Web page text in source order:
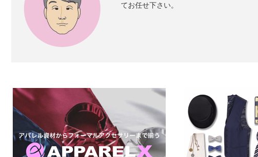
てお任せ下さい。